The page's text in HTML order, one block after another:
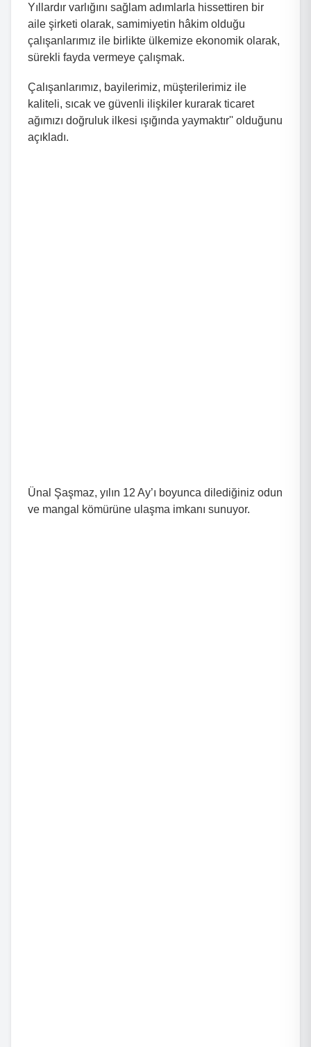
Yıllardır varlığını sağlam adımlarla hissettiren bir
aile şirketi olarak, samimiyetin hâkim olduğu
çalışanlarımız ile birlikte ülkemize ekonomik olarak,
sürekli fayda vermeye çalışmak.
Çalışanlarımız, bayilerimiz, müşterilerimiz ile
kaliteli, sıcak ve güvenli ilişkiler kurarak ticaret
ağımızı doğruluk ilkesi ışığında yaymaktır'' o lduğunu
açıkladı.
Ünal Şaşmaz, yılın 12 Ay’ı boyunca dilediğiniz odun
ve mangal kömürüne ulaşma imkanı sunuyor.